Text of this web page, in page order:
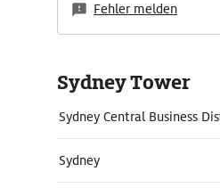
Fehler melden
Sydney Tower
Sydney Central Business
Sydney